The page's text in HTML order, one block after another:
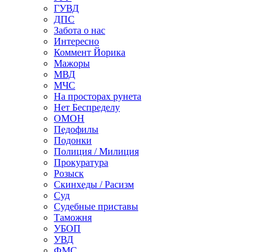
ГУВД
ДПС
Забота о нас
Интересно
Коммент Йорика
Мажоры
МВД
МЧС
На просторах рунета
Нет Беспределу
ОМОН
Педофилы
Подонки
Полиция / Милиция
Прокуратура
Розыск
Скинхеды / Расизм
Суд
Судебные приставы
Таможня
УБОП
УВД